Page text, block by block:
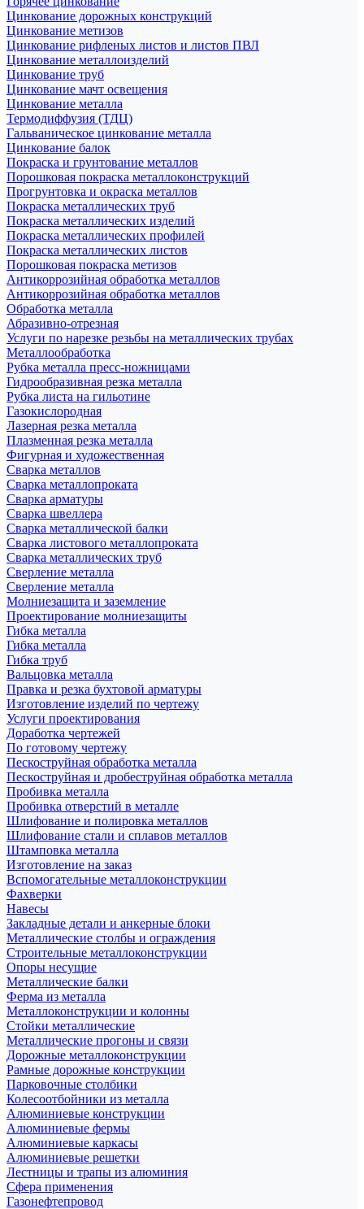
Цинкование дорожных конструкций
Цинкование метизов
Цинкование рифленых листов и листов ПВЛ
Цинкование металлоизделий
Цинкование труб
Цинкование мачт освещения
Цинкование металла
Термодиффузия (ТДЦ)
Гальваническое цинкование металла
Цинкование балок
Покраска и грунтование металлов
Порошковая покраска металлоконструкций
Прогрунтовка и окраска металлов
Покраска металлических труб
Покраска металлических изделий
Покраска металлических профилей
Покраска металлических листов
Порошковая покраска метизов
Антикоррозийная обработка металлов
Антикоррозийная обработка металлов
Обработка металла
Абразивно-отрезная
Услуги по нарезке резьбы на металлических трубах
Металлообработка
Рубка металла пресс-ножницами
Гидрообразивная резка металла
Рубка листа на гильотине
Газокислородная
Лазерная резка металла
Плазменная резка металла
Фигурная и художественная
Сварка металлов
Сварка металлопроката
Сварка арматуры
Сварка швеллера
Сварка металлической балки
Сварка листового металлопроката
Сварка металлических труб
Сверление металла
Сверление металла
Молниезащита и заземление
Проектирование молниезащиты
Гибка металла
Гибка металла
Гибка труб
Вальцовка металла
Правка и резка бухтовой арматуры
Изготовление изделий по чертежу
Услуги проектирования
Доработка чертежей
По готовому чертежу
Пескоструйная обработка металла
Пескоструйная и дробеструйная обработка металла
Пробивка металла
Пробивка отверстий в металле
Шлифование и полировка металлов
Шлифование стали и сплавов металлов
Штамповка металла
Изготовление на заказ
Вспомогательные металлоконструкции
Фахверки
Навесы
Закладные детали и анкерные блоки
Металлические столбы и ограждения
Строительные металлоконструкции
Опоры несущие
Металлические балки
Ферма из металла
Металлоконструкции и колонны
Стойки металлические
Металлические прогоны и связи
Дорожные металлоконструкции
Рамные дорожные конструкции
Парковочные столбики
Колесоотбойники из металла
Алюминиевые конструкции
Алюминиевые фермы
Алюминиевые каркасы
Алюминиевые решетки
Лестницы и трапы из алюминия
Сфера применения
Газонефтепровод